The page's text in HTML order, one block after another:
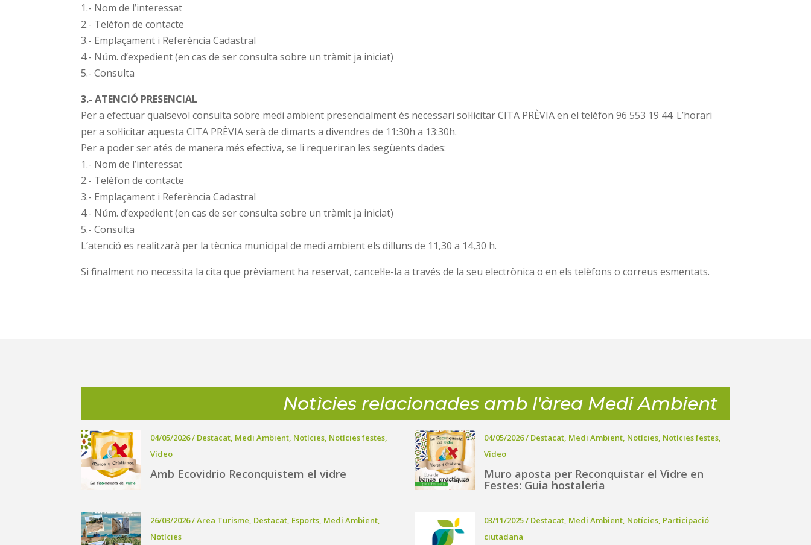
1.- Nom de l’interessat
2.- Telèfon de contacte
3.- Emplaçament i Referència Cadastral
4.- Núm. d’expedient (en cas de ser consulta sobre un tràmit ja iniciat)
5.- Consulta
3.- ATENCIÓ PRESENCIAL
Per a efectuar qualsevol consulta sobre medi ambient presencialment és necessari sol·licitar CITA PRÈVIA en el telèfon 96 553 19 44. L’horari
per a sol·licitar aquesta CITA PRÈVIA serà de dimarts a divendres de 11:30h a 13:30h.
Per a poder ser atés de manera més efectiva, se li requeriran les següents dades:
1.- Nom de l’interessat
2.- Telèfon de contacte
3.- Emplaçament i Referència Cadastral
4.- Núm. d’expedient (en cas de ser consulta sobre un tràmit ja iniciat)
5.- Consulta
L’atenció es realitzarà per la tècnica municipal de medi ambient els dilluns de 11,30 a 14,30 h.
Si finalment no necessita la cita que prèviament ha reservat, cancel·le-la a través de la seu electrònica o en els telèfons o correus esmentats.
Notìcies relacionades amb l'àrea Medi Ambient
04/05/2026/ Destacat, Medi Ambient, Notícies, Notícies festes,
Vídeo
Amb Ecovidrio Reconquistem el vidre
04/05/2026/ Destacat, Medi Ambient, Notícies, Notícies festes,
Vídeo
Muro aposta per Reconquistar el Vidre en
Festes: Guia hostaleria
26/03/2026/Area Turisme, Destacat, Esports, Medi Ambient,
Notícies
03/11/2025/ Destacat, Medi Ambient, Notícies, Participació
ciutadana